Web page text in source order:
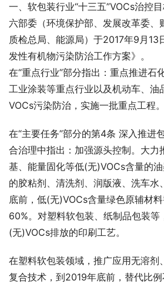
一、软包装行业“十三五”VOCs治控
六部委（环境保护部、发展改革委、
质检总局、能源局）于2017年9月13
发性有机物污染防治工作方案》。
在“重点行业”部分指出：重点推进石
工业涂装等重点行业以及机动车、油
VOCs污染防治，实施一批重点工程。
在“主要任务”部分的第4条 深入推进
合治理中指出：加强源头控制。大力
基、能量固化等低(无)VOCs含量的
的胶粘剂、清洗剂、润版液、洗车水
底前，低(无)VOCs含量绿色原辅材
60%。对塑料软包装、纸制品包装等
(无)VOCs排放的印刷工艺。
在塑料软包装领域，推广应用无溶剂
复合技术，到2019年底前，替代比例